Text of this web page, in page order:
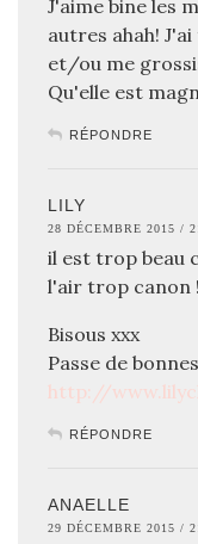
J'aime bine les
autres ahah!
et/ou me
Qu'elle est
RÉPONDRE
LILY
28 DÉCEMBRE 2015 /
il est trop beau
l'air trop canon !
Bisous xxx
Passe de
http://
RÉPONDRE
ANAELLE
29 DÉCEMBRE 2015 /